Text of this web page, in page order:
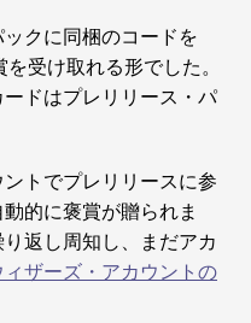
クに同梱のコードを
受け取れる形でした。
ドはプレリリース・パ
トでプレリリースに参
的に褒賞が贈られま
返し周知し、まだアカ
ィザーズ・アカウントの